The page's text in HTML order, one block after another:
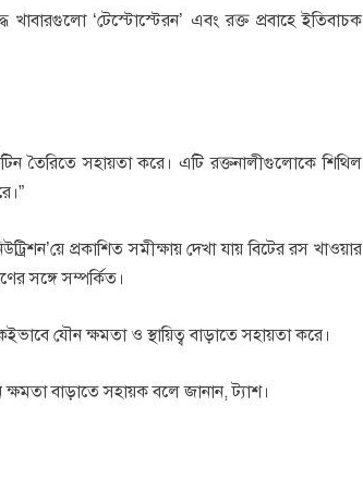
খাবারগুলো ‘টেস্টোস্টেরন’ এবং রক্ত প্রবাহে ইতিবাচক
তৈরিতে সহায়তা করে। এটি রক্তনালীগুলোকে শিথিল
প্রকাশিত সমীক্ষায় দেখা যায় বিটের রস খাওয়ার
সঙ্গে সম্পর্কিত।
যৌন ক্ষমতা ও স্থায়িত্ব বাড়াতে সহায়তা করে।
বাড়াতে সহায়ক বলে জানান, ট্যাশ।